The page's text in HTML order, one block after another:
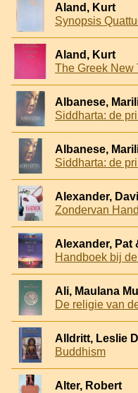
Aland, Kurt
Aland, Kurt
The Greek New
Siddharta: de
Siddharta: de
Alexander,
Zondervan
Handboek bij
Ali, Maulana
Alldritt, Leslie
Buddhism
Alter, Robert